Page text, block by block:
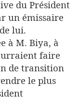
du Président
un émissaire
lui.
à M. Biya, à
faire
de transition
le plus